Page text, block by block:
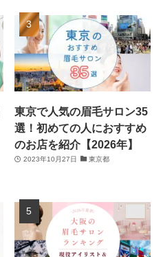
東京で人気の眉毛サロン35
選！初めての人におすすめ
のお店を紹介【2026年】
2023年10月27日 東京都